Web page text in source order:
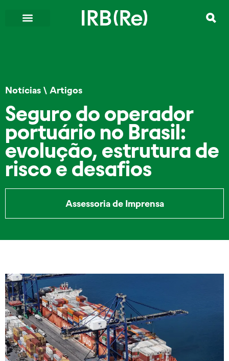
Notícias \ Artigos
Seguro do operador
portuário no Brasil:
evolução, estrutura de
risco e desafios
Assessoria de Imprensa